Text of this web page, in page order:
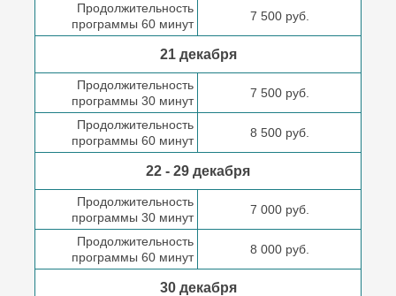
Продолжительность
программы 60 минут
7 500 руб.
21 декабря
Продолжительность
программы 30 минут
7 500 руб.
Продолжительность
программы 60 минут
8 500 руб.
22 - 29 декабря
Продолжительность
программы 30 минут
7 000 руб.
Продолжительность
программы 60 минут
8 000 руб.
30 декабря